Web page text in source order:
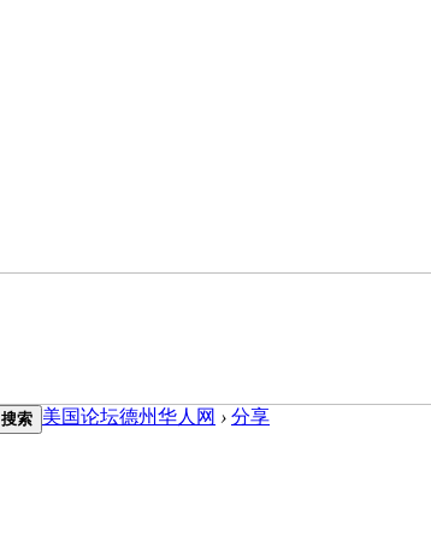
搜索 美国论坛德州华人网 › 分享